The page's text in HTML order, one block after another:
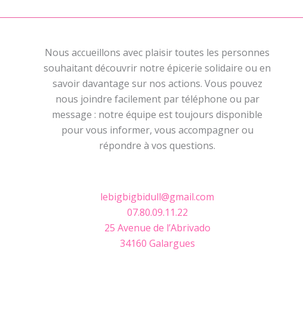
Nous accueillons avec plaisir toutes les personnes
souhaitant découvrir notre épicerie solidaire ou en
savoir davantage sur nos actions. Vous pouvez
nous joindre facilement par téléphone ou par
message : notre équipe est toujours disponible
pour vous informer, vous accompagner ou
répondre à vos questions.
lebigbigbidull@gmail.com
07.80.09.11.22
25 Avenue de l’Abrivado
34160 Galargues